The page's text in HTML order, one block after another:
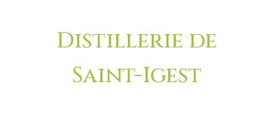
Distillerie de
Saint-Igest